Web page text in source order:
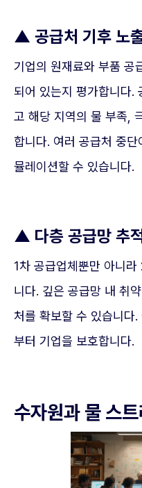
▲ 공급처 기후 노
기업의 원재료와 부품 공
되어 있는지 평가합니다.
고 해당 지역의 물 부족,
합니다. 여러 공급처 중
뮬레이션할 수 있습니다.
▲ 다층 공급망 추
1차 공급업체뿐만 아니
니다. 깊은 공급망 내 취
처를 확보할 수 있습니다
부터 기업을 보호합니다.
수자원과 물 스트